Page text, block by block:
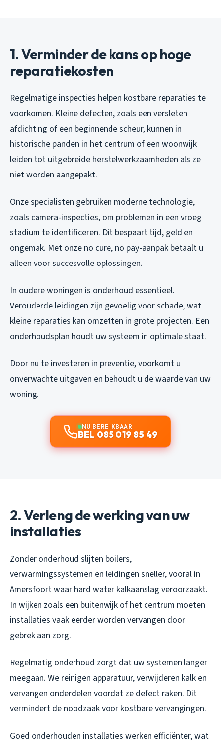
1. Verminder de kans op hoge
reparatiekosten
Regelmatige inspecties helpen kostbare reparaties te
voorkomen. Kleine defecten, zoals een versleten
afdichting of een beginnende scheur, kunnen in
historische panden in het centrum of een woonwijk
leiden tot uitgebreide herstelwerkzaamheden als ze
niet worden aangepakt.
Onze specialisten gebruiken moderne technologie,
zoals camera-inspecties, om problemen in een vroeg
stadium te identificeren. Dit bespaart tijd, geld en
ongemak. Met onze no cure, no pay-aanpak betaalt u
alleen voor succesvolle oplossingen.
In oudere woningen is onderhoud essentieel.
Verouderde leidingen zijn gevoelig voor schade, wat
kleine reparaties kan omzetten in grote projecten. Een
onderhoudsplan houdt uw systeem in optimale staat.
Door nu te investeren in preventie, voorkomt u
onverwachte uitgaven en behoudt u de waarde van uw
woning.
NU BEREIKBAAR
BEL 085 019 85 49
2. Verleng de werking van uw
installaties
Zonder onderhoud slijten boilers,
verwarmingssystemen en leidingen sneller, vooral in
Amersfoort waar hard water kalkaanslag veroorzaakt.
In wijken zoals een buitenwijk of het centrum moeten
installaties vaak eerder worden vervangen door
gebrek aan zorg.
Regelmatig onderhoud zorgt dat uw systemen langer
meegaan. We reinigen apparatuur, verwijderen kalk en
vervangen onderdelen voordat ze defect raken. Dit
vermindert de noodzaak voor kostbare vervangingen.
Goed onderhouden installaties werken efficiënter, wat